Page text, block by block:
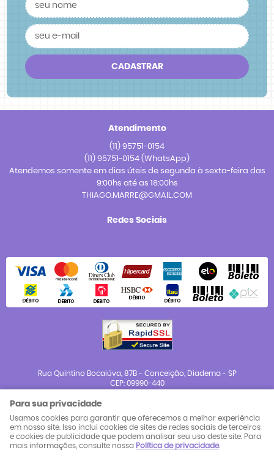
CADASTRAR
Atendimento
(11) 95751-0154
(11) 95751-0154 (WhatsApp)
Atendemos somente em dias úteis de segunda à sexta-feira das
9:00hs até as 18:00hs
THIAGO.MARRE@GMAIL.COM
Redes Sociais
Rua Quintino Bocaiúva, 87B- Conceição, Diadema- SP
CEP: 09990-440
LOJA VIRTUAL CRIADA POR
Para sua privacidade
Usamos cookies para garantir que oferecemos a melhor experiência
em nosso site. Isso inclui cookies de sites de redes sociais de terceiros
e cookies de publicidade que podem analisar seu uso deste site. Para
mais informações, consulte nossa Política de privacidade.